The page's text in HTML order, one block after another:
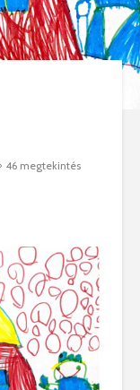
46 megtekintés